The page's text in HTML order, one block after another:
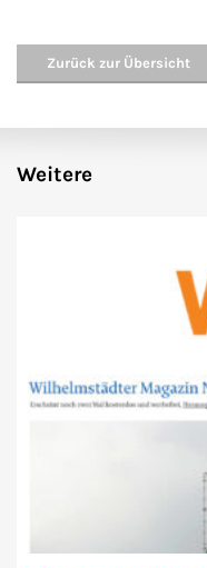
Zurück zur Übersicht
Weitere